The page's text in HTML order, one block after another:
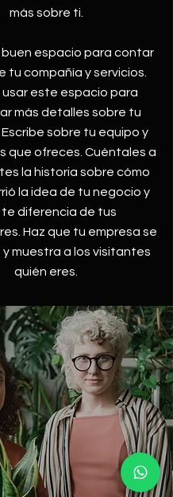
más sobre ti.
buen espacio para contar
tu compañía y servicios.
usar este espacio para
más detalles sobre tu
sobre tu equipo y
que ofreces. Cuéntales a
la historia sobre cómo
la idea de tu negocio y
diferencia de tus
Haz que tu empresa se
muestra a los visitantes
quién eres.